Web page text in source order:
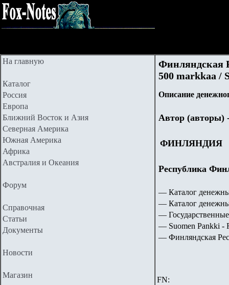
На главную
Каталог
Россия
Европа
Ближний Восток и Азия
Северная Америка
Южная Америка
Африка
Австралия и Океания
Форум
Справочная
Статьи
Документы
Новости
Магазин
Финляндская
500 markkaa /
Описание
Автор (авторы)
ФИНЛЯНДИЯ
Республика
— Каталог
— Каталог
—
— Suomen Pankki -
— Финляндская
FN: